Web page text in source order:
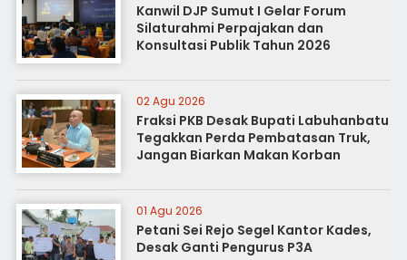
Kanwil DJP Sumut I Gelar Forum
Silaturahmi Perpajakan dan
Konsultasi Publik Tahun 2026
02 Agu 2026
Fraksi PKB Desak Bupati Labuhanbatu
Tegakkan Perda Pembatasan Truk,
Jangan Biarkan Makan Korban
01 Agu 2026
Petani Sei Rejo Segel Kantor Kades,
Desak Ganti Pengurus P3A